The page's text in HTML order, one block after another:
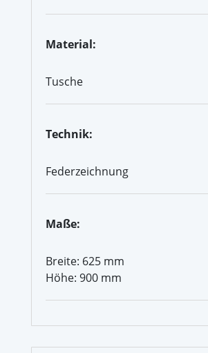
Material:
Tusche
Technik:
Federzeichnung
Maße:
Breite: 625 mm
Höhe: 900 mm